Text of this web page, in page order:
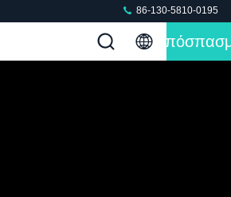
86-130-5810-0195